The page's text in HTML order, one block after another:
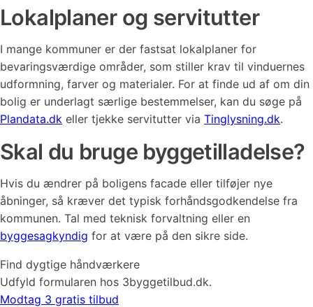
Lokalplaner og servitutter
I mange kommuner er der fastsat lokalplaner for
bevaringsværdige områder, som stiller krav til vinduernes
udformning, farver og materialer. For at finde ud af om din
bolig er underlagt særlige bestemmelser, kan du søge på
Plandata.dk eller tjekke servitutter via Tinglysning.dk.
Skal du bruge byggetilladelse?
Hvis du ændrer på boligens facade eller tilføjer nye
åbninger, så kræver det typisk forhåndsgodkendelse fra
kommunen. Tal med teknisk forvaltning eller en
byggesagkyndig for at være på den sikre side.
Find dygtige håndværkere
Udfyld formularen hos 3byggetilbud.dk.
Modtag 3 gratis tilbud